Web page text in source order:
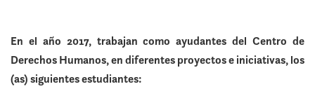
En el año 2017, trabajan como ayudantes del Centro de
Derechos Humanos, en diferentes proyectos e iniciativas, los
(as) siguientes estudiantes: